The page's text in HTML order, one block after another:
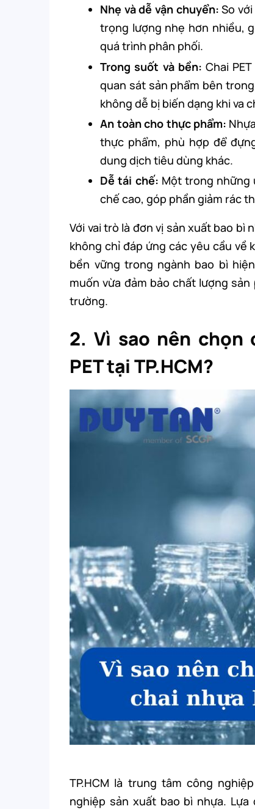
Nhẹ và dễ vận chuyển:So
trọng lượng nhẹ hơn nhiều,
quá trình phân phối.
Trong suốt và bền: Chai
quan sát sản phẩm bên
không dễ bị biến dạng khi va
An toàn cho thực phẩm:
thực phẩm, phù hợp để
dung dịch tiêu dùng khác.
Dễ tái chế: Một trong những
chế cao, góp phần giảm rác
Với vai trò là đơn vị sản xuất bao bì
không chỉ đáp ứng các yêu cầu
bền vững trong ngành bao bì
muốn vừa đảm bảo chất lượng
trường.
2. Vì sao nên chọn
PET tại TP.HCM?
TP.HCM là trung tâm công
nghiệp sản xuất bao bì nhựa. Lựa